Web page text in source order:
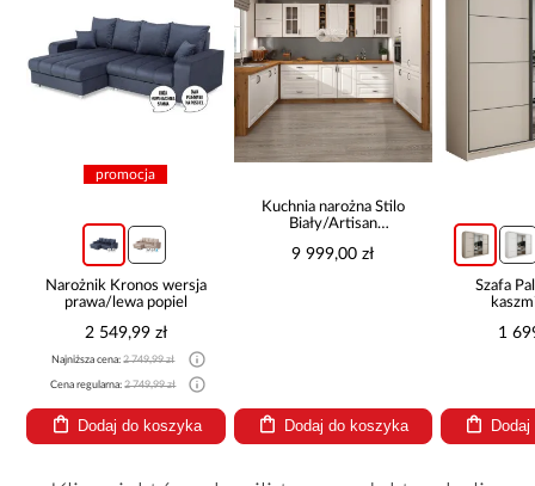
promocja
Narożnik Kronos wersja
prawa/lewa popiel
2 549,99 zł
Najniższa cena:2 749,99 zł
Cena regularna:2 749,99 zł
Dodaj do koszyka
Kuchnia narożna Stilo
Biały/Artisan
9 999,00 zł
Dodaj do koszyka
Szafa
1